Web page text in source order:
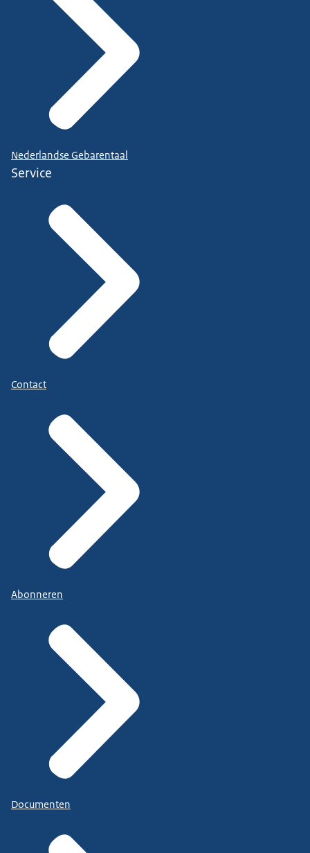
Nederlandse Gebarentaal
Service
Contact
Abonneren
Documenten